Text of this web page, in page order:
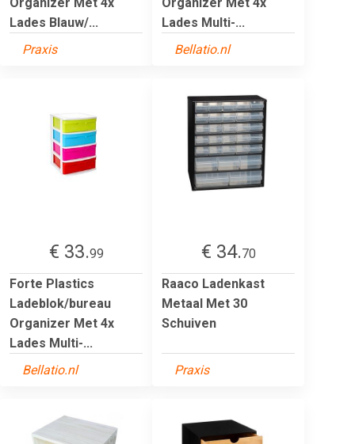
Lades Blauw/...
Praxis
Lades Multi-...
Bellatio.nl
€ 33.99
Forte Plastics
Ladeblok/bureau
Organizer Met 4x
Lades Multi-...
Bellatio.nl
€ 34.70
Raaco Ladenkast
Metaal Met 30
Schuiven
Praxis